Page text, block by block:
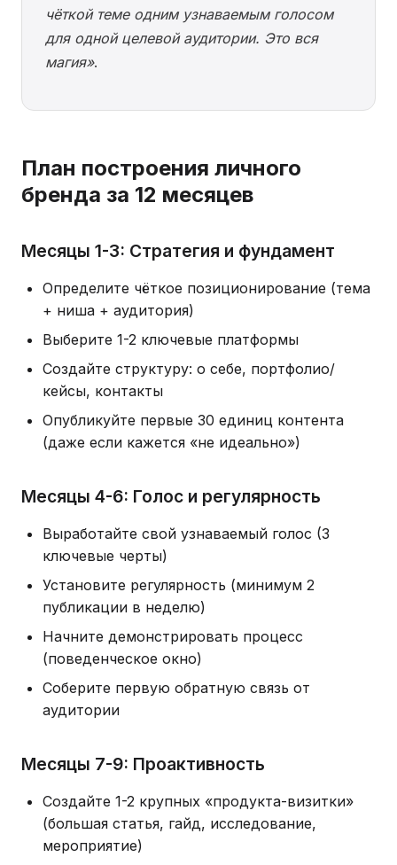
чёткой теме одним узнаваемым голосом
для одной целевой аудитории. Это вся
магия».
План построения личного
бренда за 12 месяцев
Месяцы 1-3: Стратегия и фундамент
Определите чёткое позиционирование (тема
+ ниша + аудитория)
Выберите 1-2 ключевые платформы
Создайте структуру: о себе, портфолио/
кейсы, контакты
Опубликуйте первые 30 единиц контента
(даже если кажется «не идеально»)
Месяцы 4-6: Голос и регулярность
Выработайте свой узнаваемый голос (3
ключевые черты)
Установите регулярность (минимум 2
публикации в неделю)
Начните демонстрировать процесс
(поведенческое окно)
Соберите первую обратную связь от
аудитории
Месяцы 7-9: Проактивность
Создайте 1-2 крупных «продукта-визитки»
(большая статья, гайд, исследование,
мероприятие)